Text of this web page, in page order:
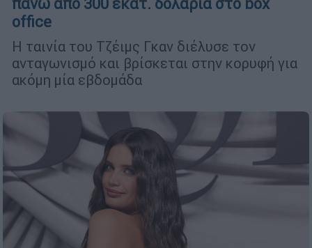
πάνω από 300 εκατ. δολάρια στο box
office
Η ταινία του Τζέιμς Γκαν διέλυσε τον
ανταγωνισμό και βρίσκεται στην κορυφή για
ακόμη μία εβδομάδα